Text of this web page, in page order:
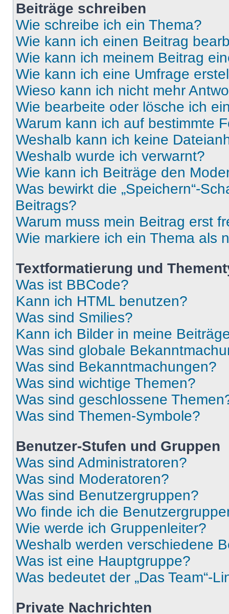
Beiträge schreiben
Wie schreibe ich ein Thema?
Wie kann ich einen Beitrag
Wie kann ich meinem Beitrag
Wie kann ich eine Umfrage
Wieso kann ich nicht mehr
Wie bearbeite oder lösche ich
Warum kann ich auf bestimmte
Weshalb kann ich keine
Weshalb wurde ich verwarnt?
Wie kann ich Beiträge den
Was bewirkt die „Speichern“-
Beitrags?
Warum muss mein Beitrag erst
Wie markiere ich ein Thema als
Textformatierung und
Was ist BBCode?
Kann ich HTML benutzen?
Was sind Smilies?
Kann ich Bilder in meine
Was sind globale
Was sind Bekanntmachungen?
Was sind wichtige Themen?
Was sind geschlossene
Was sind Themen-Symbole?
Benutzer-Stufen und Gruppen
Was sind Administratoren?
Was sind Moderatoren?
Was sind Benutzergruppen?
Wo finde ich die
Wie werde ich Gruppenleiter?
Weshalb werden verschiedene
Was ist eine Hauptgruppe?
Was bedeutet der „Das Team“-
Private Nachrichten